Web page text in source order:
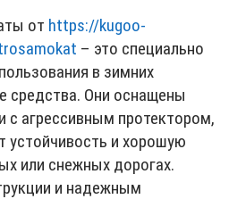
от https://kugoo-
– это специально
в зимних
средства. Они оснащены
агрессивным протектором,
устойчивость и хорошую
или снежных дорогах.
и надежным